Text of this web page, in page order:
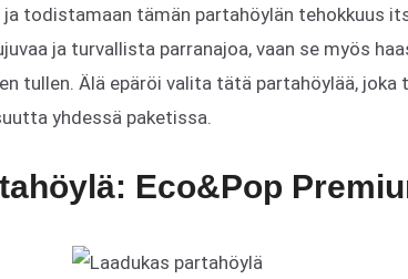
ja todistamaan tämän partahöylän tehokkuus
ja turvallista parranajoa, vaan se myös
tullen. Älä epäröi valita tätä partahöylää, joka
yhdessä paketissa.
Eco&Pop